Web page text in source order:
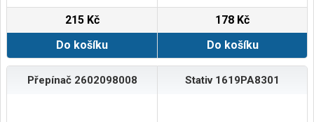
215 Kč
Do košíku
178 Kč
Do košíku
Přepínač 2602098008 Stativ 1619PA8301